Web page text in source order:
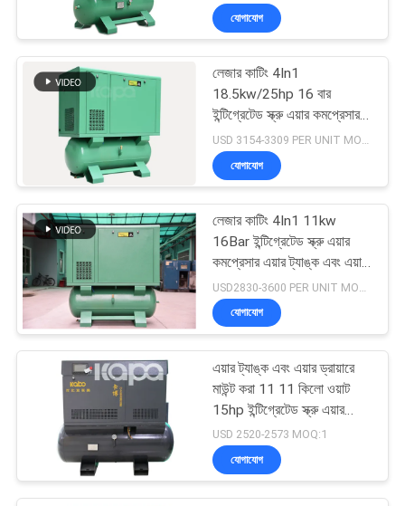
ভিএসডি এয়ার কমপ্রেসর
মেডিকেল এয়ার সংক্ষেপক
23
হয়েছে
যোগাযোগ
লেজার কাটিং 4In1
18.5kw/25hp 16 বার
ইন্টিগ্রেটেড স্ক্রু এয়ার কমপ্রেসার
এয়ার ট্যাঙ্ক এবং এয়ার ড্রায়ারের
সাথে মাউন্ট করা হয়েছে
যোগাযোগ
লেজার কাটিং 4In1 11kw
16Bar ইন্টিগ্রেটেড স্ক্রু এয়ার
কমপ্রেসার এয়ার ট্যাঙ্ক এবং এয়ার
ড্রায়ারের সাথে মাউন্ট করা হয়েছে
যোগাযোগ
এয়ার ট্যাঙ্ক এবং এয়ার ড্রায়ারে
মাউন্ট করা 11 11 কিলো ওয়াট
15hp ইন্টিগ্রেটেড স্ক্রু এয়ার
কমপ্রেসর 4 লেজারের কাটিং
USD 2520-2573 MOQ:1
যোগাযোগ